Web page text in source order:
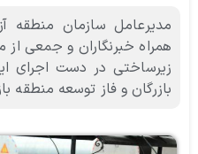
مدیرعامل سازمان منطقه
همراه خبرنگاران و جمعی از
زیرساختی در دست اجرای
بازرگان و فاز توسعه منطقه